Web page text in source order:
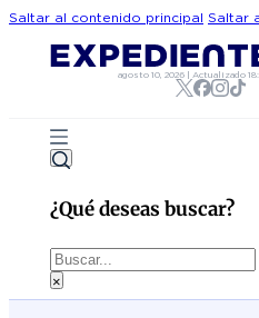
Saltar al contenido principal Saltar
agosto 10, 2026| Actualizado
¿Qué deseas buscar?
Buscar
×